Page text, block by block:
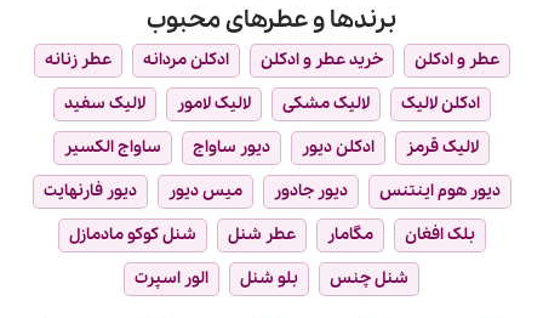
برندها و عطرهای محبوب
عطر و ادکلن خرید عطر و ادکلن ادکلن مردانه
عطر زنانه
ادکلن لالیک
لالیک مشکی لالیک لامور
لالیک سفید
لالیک قرمز
ادکلن دیور دیور ساواج
ساواج الکسیر
دیور هوم اینتنس
دیور جادور میس دیور
دیور فارنهایت
بلک افغان
مگامار عطر شنل
شنل کوکو مادمازل
شنل چنس
بلو شنل الور اسپرت